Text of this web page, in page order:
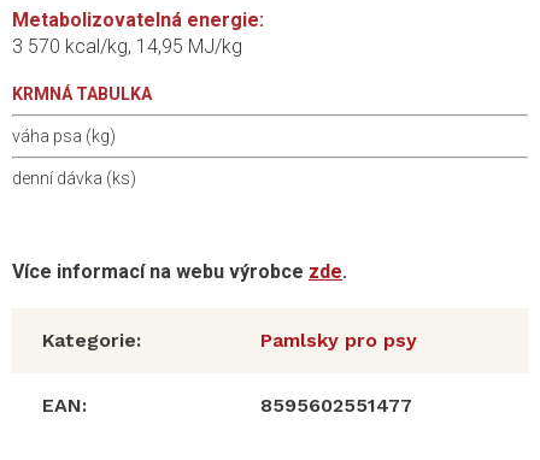
Metabolizovatelná energie:
3 570 kcal/kg, 14,95 MJ/kg
KRMNÁ TABULKA
váha psa (kg)
denní dávka (ks)
Více informací na webu výrobce zde.
Kategorie: Pamlsky pro psy
EAN: 8595602551477